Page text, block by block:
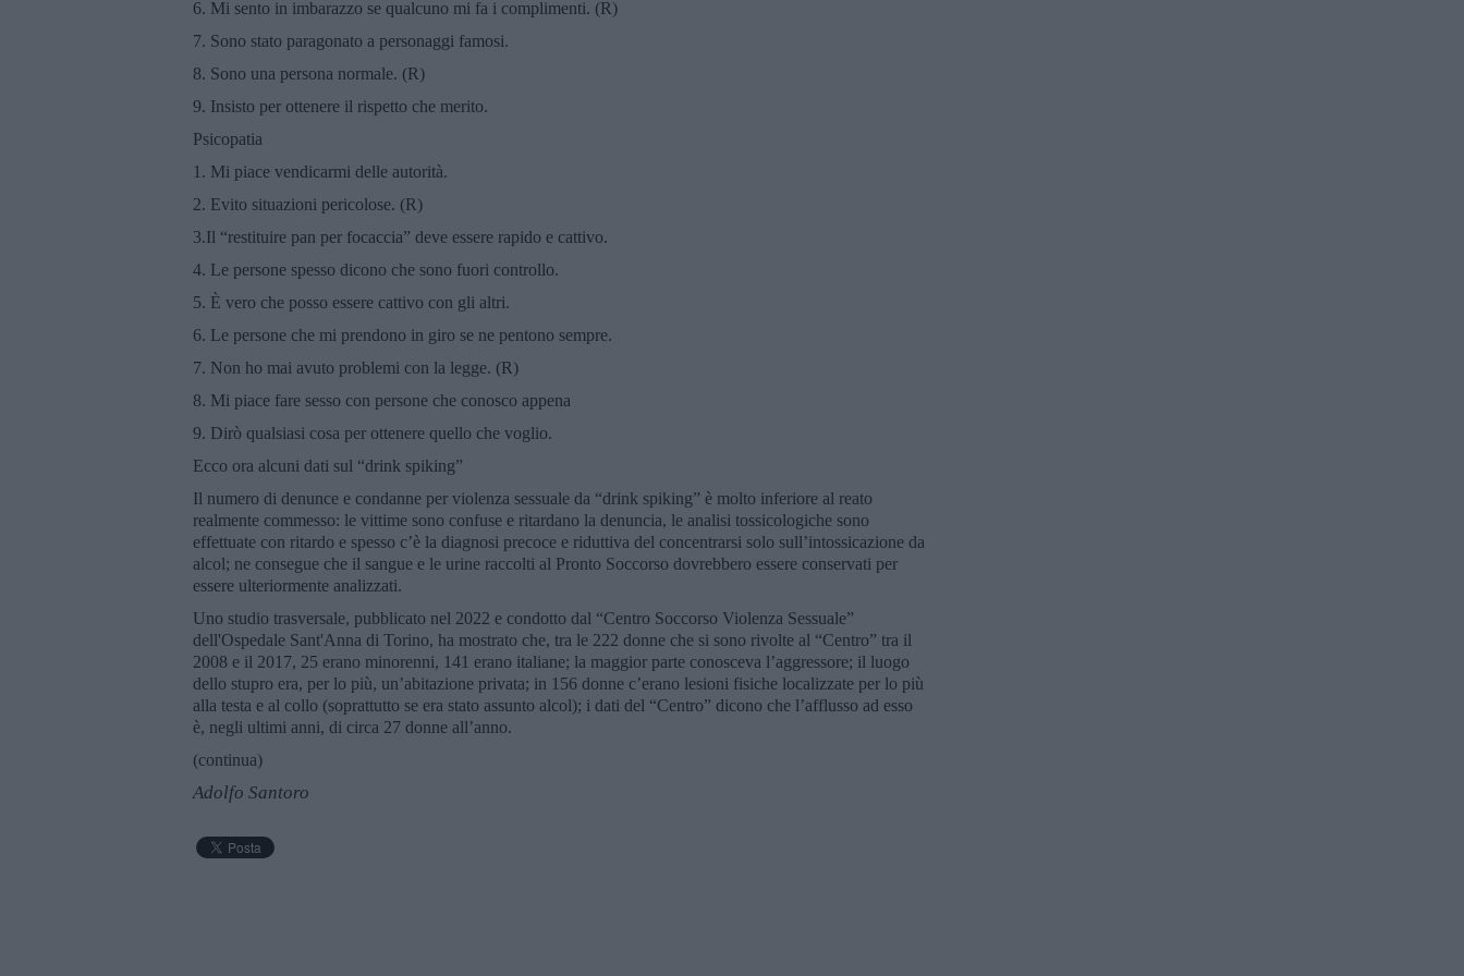
6. Mi sento in imbarazzo se qualcuno mi fa i complimenti. (R)
7. Sono stato paragonato a personaggi famosi.
8. Sono una persona normale. (R)
9. Insisto per ottenere il rispetto che merito.
Psicopatia
1. Mi piace vendicarmi delle autorità.
2. Evito situazioni pericolose. (R)
3.Il “restituire pan per focaccia” deve essere rapido e cattivo.
4. Le persone spesso dicono che sono fuori controllo.
5. È vero che posso essere cattivo con gli altri.
6. Le persone che mi prendono in giro se ne pentono sempre.
7. Non ho mai avuto problemi con la legge. (R)
8. Mi piace fare sesso con persone che conosco appena
9. Dirò qualsiasi cosa per ottenere quello che voglio.
Ecco ora alcuni dati sul “drink spiking”
Il numero di denunce e condanne per violenza sessuale da “drink spiking” è molto inferiore al reato
realmente commesso: le vittime sono confuse e ritardano la denuncia, le analisi tossicologiche sono
effettuate con ritardo e spesso c’è la diagnosi precoce e riduttiva del concentrarsi solo sull’intossicazione da
alcol; ne consegue che il sangue e le urine raccolti al Pronto Soccorso dovrebbero essere conservati per
essere ulteriormente analizzati.
Uno studio trasversale, pubblicato nel 2022 e condotto dal “Centro Soccorso Violenza Sessuale”
dell'Ospedale Sant'Anna di Torino, ha mostrato che, tra le 222 donne che si sono rivolte al “Centro” tra il
2008 e il 2017, 25 erano minorenni, 141 erano italiane; la maggior parte conosceva l’aggressore; il luogo
dello stupro era, per lo più, un’abitazione privata; in 156 donne c’erano lesioni fisiche localizzate per lo più
alla testa e al collo (soprattutto se era stato assunto alcol); i dati del “Centro” dicono che l’afflusso ad esso
è, negli ultimi anni, di circa 27 donne all’anno.
(continua)
Adolfo Santoro